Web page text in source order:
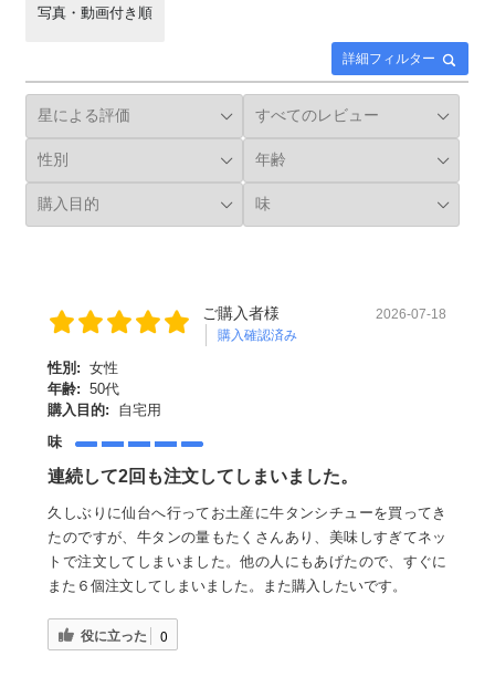
詳細フィルター
写真・動画付き順
ご購入者様
購入確認済み
2026-07-18
性別: 女性
年齢: 50代
購入目的:
自宅用
味
連続して2回も注文してしまいました。
久しぶりに仙台へ行ってお土産に牛タンシチューを買ってき
たのですが、牛タンの量もたくさんあり、美味しすぎてネッ
トで注文してしまいました。他の人にもあげたので、すぐに
また６個注文してしまいました。また購入したいです。
役に立った 0